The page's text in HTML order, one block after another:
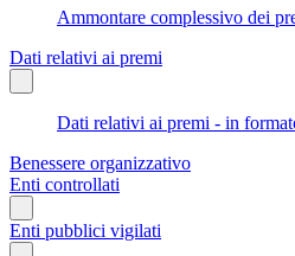
Ammontare complessivo dei
Dati relativi ai premi
Dati relativi ai premi - in
Benessere organizzativo
Enti controllati
Enti pubblici vigilati